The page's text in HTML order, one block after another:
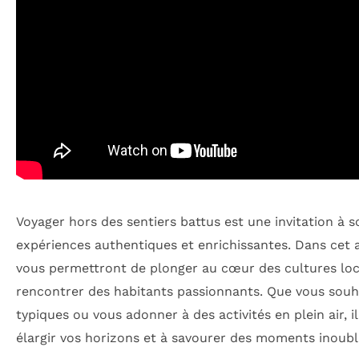
Voyager hors des sentiers battus est une invitation à
expériences authentiques et enrichissantes. Dans
vous permettront de plonger au cœur des cultures
rencontrer des habitants passionnants. Que vous
typiques ou vous adonner à des activités en plein air,
élargir vos horizons et à savourer des moments